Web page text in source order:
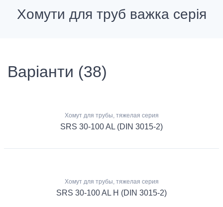
Хомути для труб важка серія
Варіанти (38)
Хомут для трубы, тяжелая серия
SRS 30-100 AL (DIN 3015-2)
Хомут для трубы, тяжелая серия
SRS 30-100 AL H (DIN 3015-2)